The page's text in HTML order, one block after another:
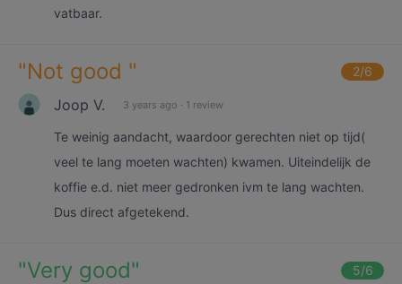
vatbaar.
"Not good " 2/6
Joop V. 3 years ago · 1 review
Te weinig aandacht, waardoor gerechten niet op tijd(
veel te lang moeten wachten) kwamen. Uiteindelijk de
koffie e.d. niet meer gedronken ivm te lang wachten.
Dus direct afgetekend.
"Very good" 5/6